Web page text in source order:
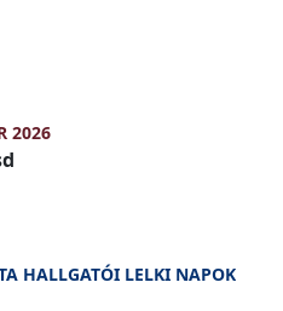
2026
HALLGATÓI LELKI NAPOK